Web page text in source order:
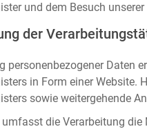
und dem Besuch unserer
der
personenbezogener Daten
in Form einer Website.
sowie weitergehende
die Verarbeitung